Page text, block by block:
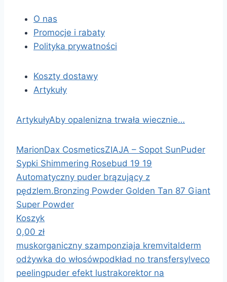
O nas
Promocje i rabaty
Polityka prywatności
Koszty dostawy
Artykuły
ArtykułyAby opalenizna trwała wiecznie…
MarionDax CosmeticsZIAJA – Sopot SunPuder
Sypki Shimmering Rosebud 19 19
Automatyczny puder brązujący z
pędzlem.Bronzing Powder Golden Tan 87 Giant
Super Powder
Koszyk
0,00 zł
muskorganiczny szamponziaja kremvitalderm
odżywka do włosówpodkład no transfersylveco
peelingpuder efekt lustrakorektor na